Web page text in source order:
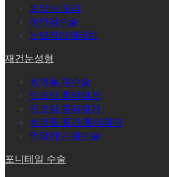
트임/눈꼬리
하안검수술
눈밑지방재배치
재건눈성형
쌍꺼풀 재수술
앞트임 흉터제거
뒤트임 흉터제거
쌍꺼풀 풀기/흉터제거
안검하수 재수술
포니테일 수술